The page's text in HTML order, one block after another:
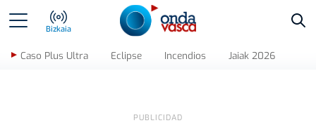
Bizkaia
Caso Plus Ultra Eclipse Incendios Jaiak 2026